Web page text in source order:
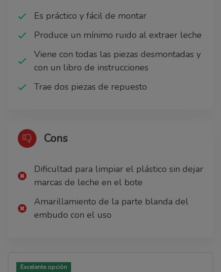
Es práctico y fácil de montar
Produce un mínimo ruido al extraer leche
Viene con todas las piezas desmontadas y
con un libro de instrucciones
Trae dos piezas de repuesto
Cons
Dificultad para limpiar el plástico sin dejar
marcas de leche en el bote
Amarillamiento de la parte blanda del
embudo con el uso
Excelente opción